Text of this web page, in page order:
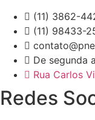
(11) 3862-
(11) 98433-
De segunda
Rua Carlos
Redes